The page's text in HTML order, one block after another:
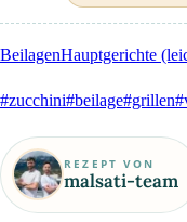
BeilagenHauptgerichte
#zucchini#beilage#grillen
REZEPT VON
malsati-team